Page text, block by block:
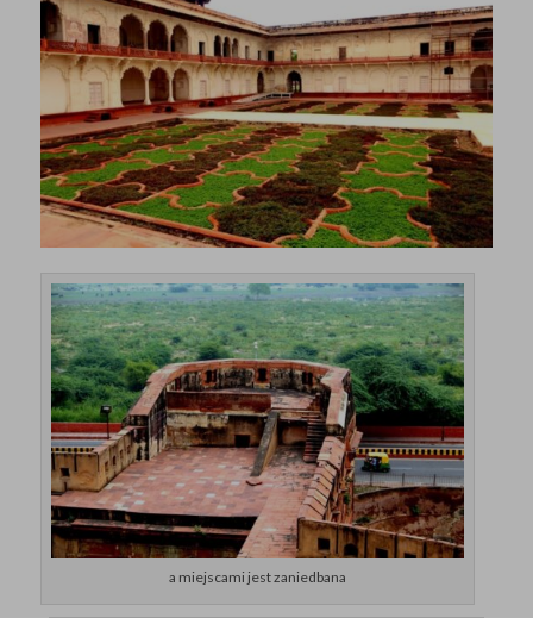
a miejscami jest zaniedbana